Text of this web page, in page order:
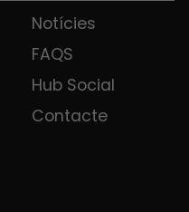
Notícies
FAQS
Hub Social
Contacte